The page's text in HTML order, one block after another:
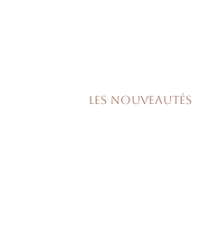
Les nouveautés